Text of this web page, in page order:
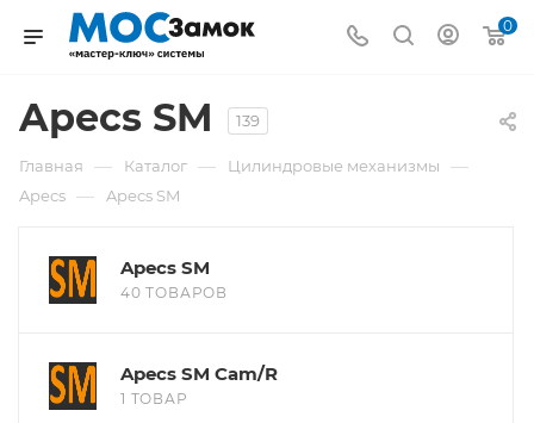
0
Apecs SM 139
Главная — Каталог — Цилиндровые механизмы —
Apecs — Apecs SM
Apecs SM
40 ТОВАРОВ
Apecs SM Cam/R
1 ТОВАР